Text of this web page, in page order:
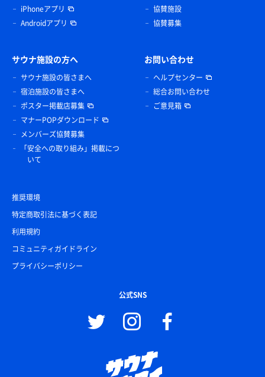
iPhoneアプリ
Androidアプリ
協賛施設
協賛募集
サウナ施設の方へ
サウナ施設の皆さまへ
宿泊施設の皆さまへ
ポスター掲載店募集
マナーPOPダウンロード
メンバーズ協賛募集
「安全への取り組み」掲載につ
いて
お問い合わせ
ヘルプセンター
総合お問い合わせ
ご意見箱
推奨環境
特定商取引法に基づく表記
利用規約
コミュニティガイドライン
プライバシーポリシー
公式SNS